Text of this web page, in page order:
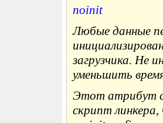
noinit
Любые данные
загрузчика. Не
уменьшить
Этот атрибут
скрипт